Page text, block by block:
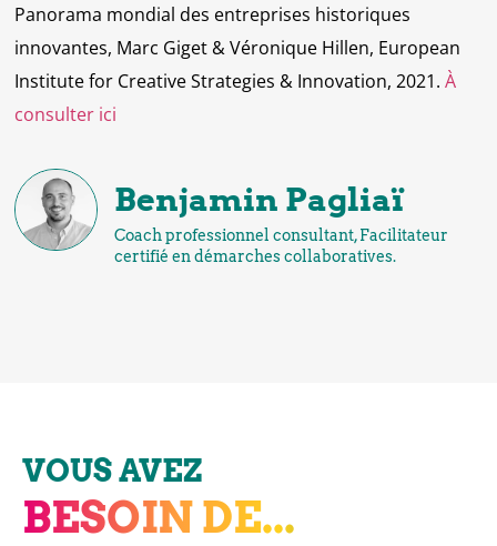
Panorama mondial des entreprises historiques
innovantes, Marc Giget & Véronique Hillen, European
Institute for Creative Strategies & Innovation, 2021.À
consulter ici
Benjamin Pagliaï
Coach professionnel consultant, Facilitateur
certifié en démarches collaboratives.
VOUS AVEZ
BESOIN DE...